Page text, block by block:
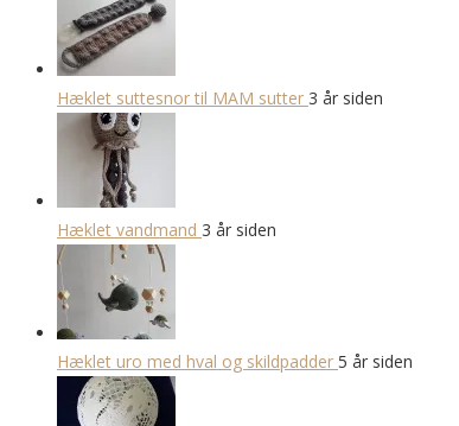
Hæklet suttesnor til MAM sutter 3 år siden
Hæklet vandmand 3 år siden
Hæklet uro med hval og skildpadder 5 år siden